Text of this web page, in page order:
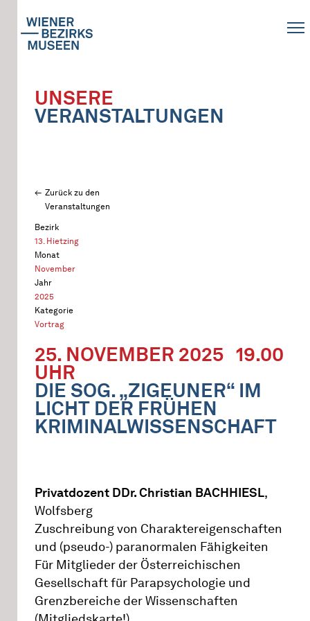
UNSERE
VERANSTALTUNGEN
Zurück zu den
Veranstaltungen
Bezirk
13. Hietzing
Monat
November
Jahr
2025
Kategorie
Vortrag
25. NOVEMBER 2025 19.00
UHR
DIE SOG. „ZIGEUNER“ IM
LICHT DER FRÜHEN
KRIMINALWISSENSCHAFT
Privatdozent DDr. Christian BACHHIESL,
Wolfsberg
Zuschreibung von Charaktereigenschaften
und (pseudo-) paranormalen Fähigkeiten
Für Mitglieder der Österreichischen
Gesellschaft für Parapsychologie und
Grenzbereiche der Wissenschaften